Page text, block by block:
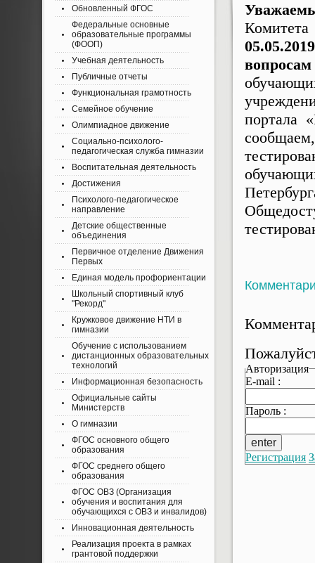
портала
Авторизация
E-mail :
Пароль :
Регистрация
Обновленный ФГОС
Федеральные основные
образовательные программы
(ФООП)
Учебная деятельность
Публичные отчеты
Функциональная грамотность
Семейное обучение
Олимпиадное движение
Социально-психолого-
педагогическая служба гимназии
Воспитательная деятельность
Достижения
Психолого-педагогическое
направление
Детские общественные
объединения
Первичное отделение Движения
Первых
Единая модель профориентации
Школьный спортивный клуб
"Рекорд"
Кружковое движение НТИ в
гимназии
Обучение с использованием
дистанционных образовательных
технологий
Информационная безопасность
Официальные сайты
Министерств
О гимназии
ФГОС основного общего
образования
ФГОС среднего общего
образования
ФГОС ОВЗ (Организация
обучения и воспитания для
обучающихся с ОВЗ и инвалидов)
Инновационная деятельность
Реализация проекта в рамках
грантовой поддержки